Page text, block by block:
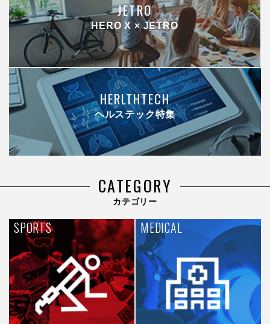
JETRO
HERO X × JETRO
HERLTHTECH
ヘルステック特集
CATEGORY
カテゴリー
SPORTS MEDICAL